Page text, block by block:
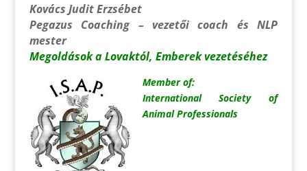
Kovács Judit Erzsébet
Pegazus Coaching – vezetői coach és NLP
mester
Megoldások a Lovaktól, Emberek vezetéséhez
Member of:
International Society of
Animal Professionals